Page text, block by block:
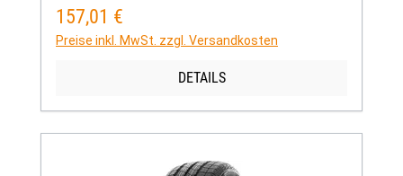
Regulärer Preis:
157,01 €
Preise inkl. MwSt. zzgl. Versandkosten
DETAILS